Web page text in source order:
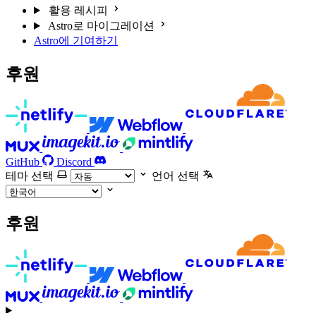
활용 레시피
Astro로 마이그레이션
Astro에 기여하기
후원
GitHub
Discord
테마 선택
언어 선택
후원